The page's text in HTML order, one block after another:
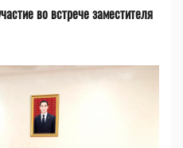
во встрече заместителя